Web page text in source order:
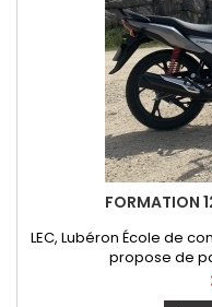
FORMATION
LEC, Lubéron École de
propose de